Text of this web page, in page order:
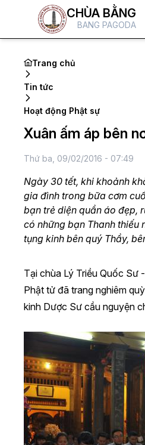
CHÙA BẰNG
BANG PAGODA
Trang chủ
Tin tức
Hoạt động Phật sự
Xuân ấm áp bên
Thứ ba, 09/02/2016 - 07:49
Ngày 30 tết, khi khoảnh
gia đình trong bữa cơm
bạn trẻ diện quần áo đẹp,
có những bạn Thanh thiếu
tụng kinh bên quý Thầy,
Tại chùa Lý Triều Quốc Sư
Phật tử đã trang nghiêm
kinh Dược Sư cầu nguyện